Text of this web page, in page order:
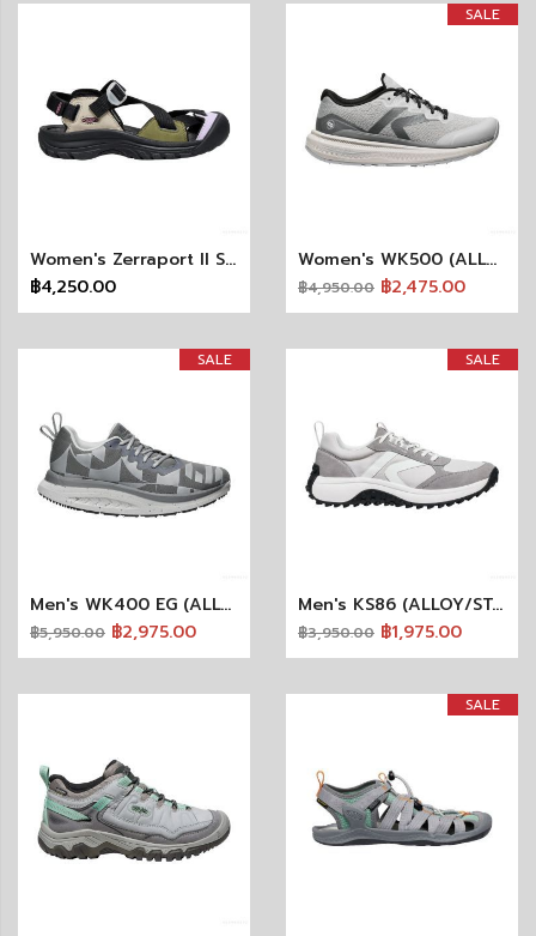
Women's Zerraport II Sandal X More Trees-Silver Lining/Black
฿4,250.00
SALE
Women's WK500 (ALLOY/STEEL GREY)
฿4,950.00 ฿2,475.00
SALE
Men's WK400 EG (ALLOY/STEEL GREY)
฿5,950.00 ฿2,975.00
SALE
Men's KS86 (ALLOY/STAR WHITE)
฿3,950.00 ฿1,975.00
SALE